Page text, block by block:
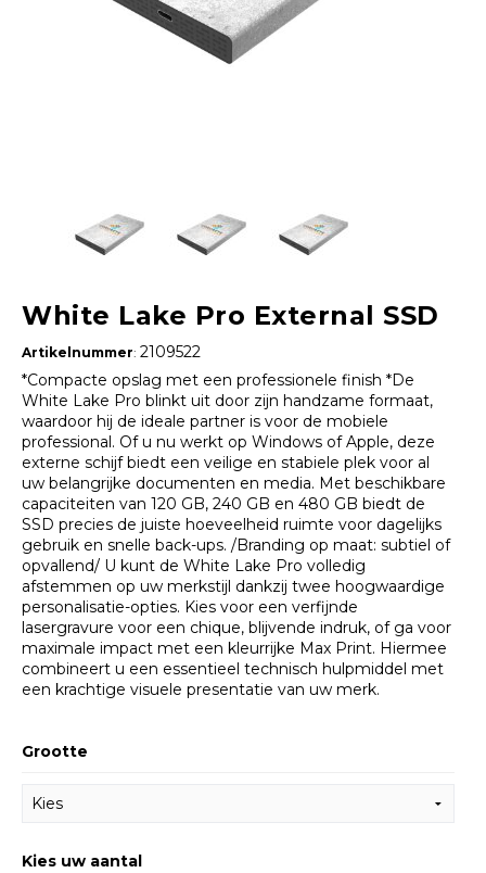
White Lake Pro External SSD
Artikelnummer:2109522
*Compacte opslag met een professionele finish *De
White Lake Pro blinkt uit door zijn handzame formaat,
waardoor hij de ideale partner is voor de mobiele
professional. Of u nu werkt op Windows of Apple, deze
externe schijf biedt een veilige en stabiele plek voor al
uw belangrijke documenten en media. Met beschikbare
capaciteiten van 120 GB, 240 GB en 480 GB biedt de
SSD precies de juiste hoeveelheid ruimte voor dagelijks
gebruik en snelle back-ups. /Branding op maat: subtiel of
opvallend/ U kunt de White Lake Pro volledig
afstemmen op uw merkstijl dankzij twee hoogwaardige
personalisatie-opties. Kies voor een verfijnde
lasergravure voor een chique, blijvende indruk, of ga voor
maximale impact met een kleurrijke Max Print. Hiermee
combineert u een essentieel technisch hulpmiddel met
een krachtige visuele presentatie van uw merk. ​
Grootte
Kies uw aantal